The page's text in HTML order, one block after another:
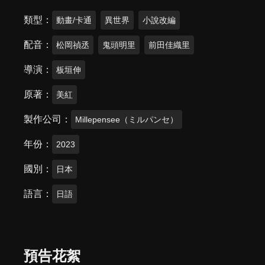
類型 動畫/卡通 異世界 小說改編
配音 松岡禎丞 鬼頭明里 前田佳織里
導演 板垣伸
原著 美紅
製作公司 Millepensee（ミルパンセ）
年份 2023
國別 日本
語言 日語
預告花絮